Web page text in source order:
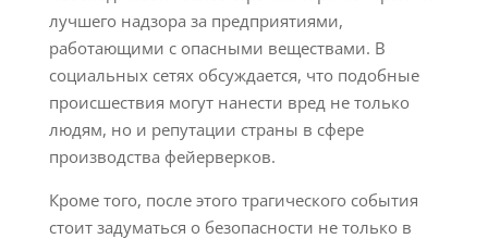
лучшего надзора за предприятиями,
работающими с опасными веществами. В
социальных сетях обсуждается, что подобные
происшествия могут нанести вред не только
людям, но и репутации страны в сфере
производства фейерверков.
Кроме того, после этого трагического события
стоит задуматься о безопасности не только в